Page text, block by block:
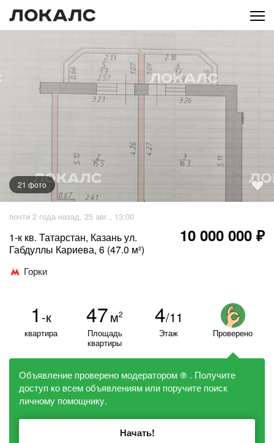
21 фото
почти 2 года назад, 25 авг., 13:00
1-к кв. Татарстан, Казань ул.
Габдуллы Кариева, 6 (47.0 м²)
10 000 000 ₽
Горки
1 -к
квартира
47м2
Площадь
квартиры
4/11
Этаж Проверено
Объявление проверено модератором ?
. Получите
доступ ко всем объявлениям или поручите поиск
личному помощнику.
Начать!